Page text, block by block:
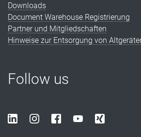
Downloads
Document Warehouse Registrierung
Partner und Mitgliedschaften
Hinweise zur Entsorgung von
Follow us